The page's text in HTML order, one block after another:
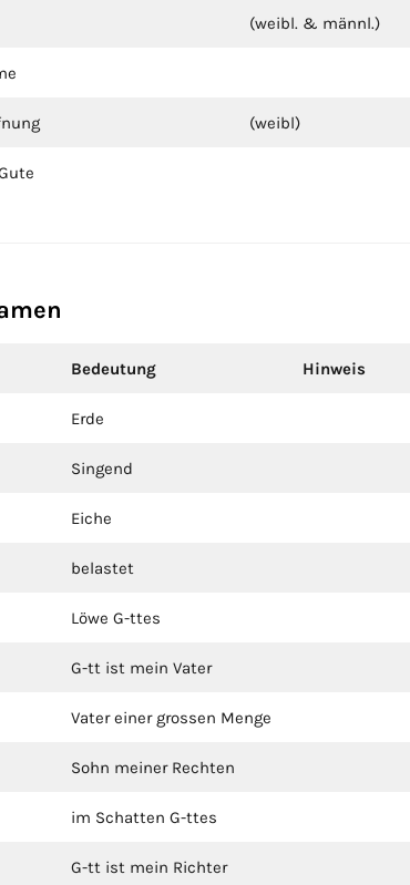
(weibl. & männl.)
(weibl)
Bedeutung Hinweis
Erde
Singend
Eiche
belastet
Löwe G-ttes
G-tt ist mein Vater
Vater einer grossen Menge
Sohn meiner Rechten
im Schatten G-ttes
G-tt ist mein Richter